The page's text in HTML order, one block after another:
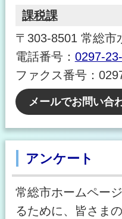
課税課
〒303-8501 常総市
電話番号： 0297-
ファクス番号：
メールでお問い合
アンケート
常総市ホームペー
るために、皆さま